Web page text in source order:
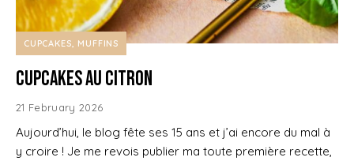
CUPCAKES, MUFFINS
Cupcakes au Citron
21 February 2026
Aujourd’hui, le blog fête ses 15 ans et j’ai encore du mal à
y croire ! Je me revois publier ma toute première recette,